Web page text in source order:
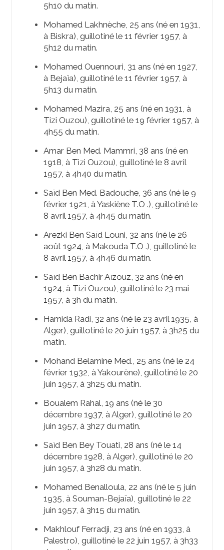
5h10 du matin.
Mohamed Lakhnèche, 25 ans (né en 1931,
à Biskra), guillotiné le 11 février 1957, à
5h12 du matin.
Mohamed Ouennouri, 31 ans (né en 1927,
à Bejaïa), guillotiné le 11 février 1957, à
5h13 du matin.
Mohamed Mazira, 25 ans (né en 1931, à
Tizi Ouzou), guillotiné le 19 février 1957, à
4h55 du matin.
Amar Ben Med. Mammri, 38 ans (né en
1918, à Tizi Ouzou), guillotiné le 8 avril
1957, à 4h40 du matin.
Saïd Ben Med. Badouche, 36 ans (né le 9
février 1921, à Yaskiène T.O .), guillotiné le
8 avril 1957, à 4h45 du matin.
Arezki Ben Saïd Louni, 32 ans (né le 26
août 1924, à Makouda T.O .), guillotiné le
8 avril 1957, à 4h46 du matin.
Saïd Ben Bachir Aïzouz, 32 ans (né en
1924, à Tizi Ouzou), guillotiné le 23 mai
1957, à 3h du matin.
Hamida Radi, 32 ans (né le 23 avril 1935, à
Alger), guillotiné le 20 juin 1957, à 3h25 du
matin.
Mohand Belamine Med., 25 ans (né le 24
février 1932, à Yakourène), guillotiné le 20
juin 1957, à 3h25 du matin.
Boualem Rahal, 19 ans (né le 30
décembre 1937, à Alger), guillotiné le 20
juin 1957, à 3h27 du matin.
Saïd Ben Bey Touati, 28 ans (né le 14
décembre 1928, à Alger), guillotiné le 20
juin 1957, à 3h28 du matin.
Mohamed Benalloula, 22 ans (né le 5 juin
1935, à Souman-Bejaïa), guillotiné le 22
juin 1957, à 3h15 du matin.
Makhlouf Ferradji, 23 ans (né en 1933, à
Palestro), guillotiné le 22 juin 1957, à 3h33